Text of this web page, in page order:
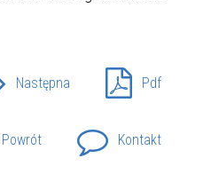
Następna Pdf
Powrót Kontakt